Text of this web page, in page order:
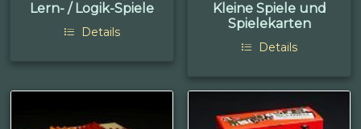
Lern- / Logik-Spiele
Details
Kleine Spiele und
Spielekarten
Details